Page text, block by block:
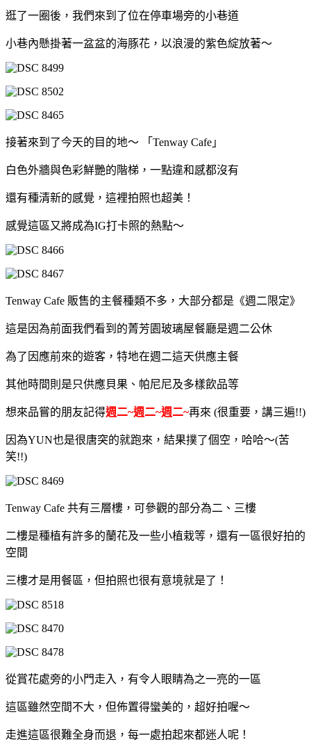
逛了一圈後，我們來到了位在停車場旁的小巷道
小巷內懸掛著一盆盆的海豚花，以浪漫的紫色綻放著～
接著來到了今天的目的地～ 「Tenway Cafe」
白色外牆與色彩鮮艷的階梯，一點違和感都沒有
還有種清新的感覺，這裡拍照也超美！
感覺這區又將成為IG打卡照的熱點～
Tenway Cafe 販售的主餐種類不多，大部分都是《週二限定》
這是因為前面我們看到的菁芳園玻璃屋餐廳是週二公休
為了因應前來的遊客，特地在週二這天供應主餐
其他時間則是只供應貝果、帕尼尼及多樣飲品等
想來品嘗的朋友記得週二~週二~週二~再來 (很重要，講三遍!!)
因為YUN也是很唐突的就跑來，結果撲了個空，哈哈～(苦
笑!!)
Tenway Cafe 共有三層樓，可參觀的部分為二、三樓
二樓是種植有許多的蘭花及一些小植栽等，還有一區很好拍的
空間
三樓才是用餐區，但拍照也很有意境就是了！
從賞花處旁的小門走入，有令人眼睛為之一亮的一區
這區雖然空間不大，但佈置得蠻美的，超好拍喔～
走進這區很難全身而退，每一處拍起來都迷人呢！